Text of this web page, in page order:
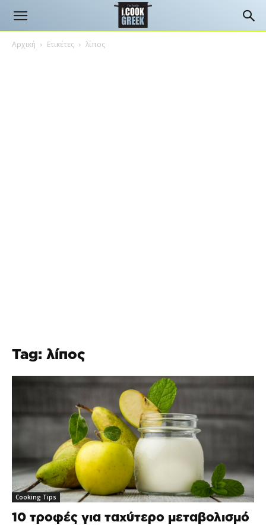
Αρχική Ετικέτες λίπος
Tag: λίπος
Cooking Tips
10 τροφές για ταχύτερο μεταβολισμό